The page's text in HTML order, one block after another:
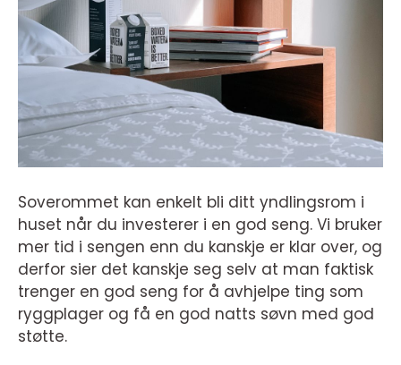
Soverommet kan enkelt bli ditt yndlingsrom i
huset når du investerer i en god seng. Vi bruker
mer tid i sengen enn du kanskje er klar over, og
derfor sier det kanskje seg selv at man faktisk
trenger en god seng for å avhjelpe ting som
ryggplager og få en god natts søvn med god
støtte.